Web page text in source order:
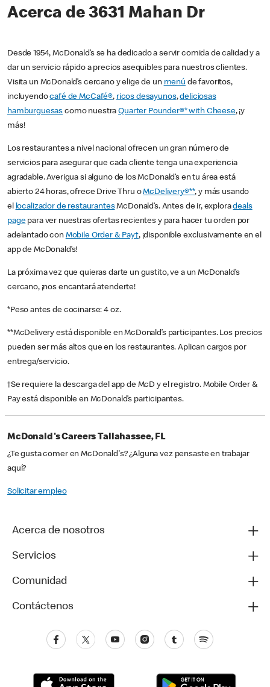
Acerca de 3631 Mahan Dr
Desde 1954, McDonald’s se ha dedicado a servir comida de calidad y a
dar un servicio rápido a precios asequibles para nuestros clientes.
Visita un McDonald’s cercano y elige de un menú de favoritos,
incluyendocafé de McCafé®, ricos desayunos,deliciosas
hamburguesas como nuestraQuarter Pounder®* with Cheese, ¡y
más!
Los restaurantes a nivel nacional ofrecen un gran número de
servicios para asegurar que cada cliente tenga una experiencia
agradable. Averigua si alguno de los McDonald’s en tu área está
abierto 24 horas, ofrece Drive Thru oMcDelivery®**, y más usando
el localizador de restaurantesMcDonald’s. Antes de ir, exploradeals
pagepara ver nuestras ofertas recientes y para hacer tu orden por
adelantado con Mobile Order & Pay†, ¡disponible exclusivamente en el
app de McDonald’s!
La próxima vez que quieras darte un gustito, ve a un McDonald’s
cercano, ¡nos encantará atenderte!
*Peso antes de cocinarse: 4 oz.
**McDelivery está disponible en McDonald’s participantes. Los precios
pueden ser más altos que en los restaurantes. Aplican cargos por
entrega/servicio.
†Se requiere la descarga del app de McD y el registro. Mobile Order &
Pay está disponible en McDonald’s participantes.
McDonald's Careers Tallahassee, FL
¿Te gusta comer en McDonald's? ¿Alguna vez pensaste en trabajar
aquí?
Solicitar empleo
Acerca de nosotros
Servicios
Comunidad
Contáctenos